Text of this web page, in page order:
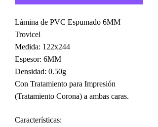
Lámina de PVC Espumado 6MM
Trovicel
Medida: 122x244
Espesor: 6MM
Densidad: 0.50g
Con Tratamiento para Impresión
(Tratamiento Corona) a ambas caras.
Características: